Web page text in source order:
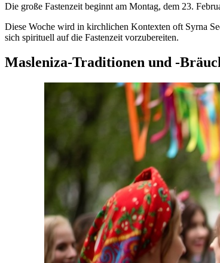
Die große Fastenzeit beginnt am Montag, dem 23.
Diese Woche wird in kirchlichen Kontexten oft Syrna
sich spirituell auf die Fastenzeit vorzubereiten.
Masleniza-Traditionen und -